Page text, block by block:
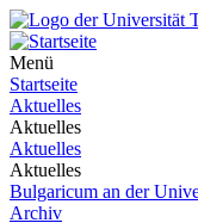
Menü
Startseite
Aktuelles
Aktuelles
Aktuelles
Aktuelles
Bulgaricum an der
Archiv